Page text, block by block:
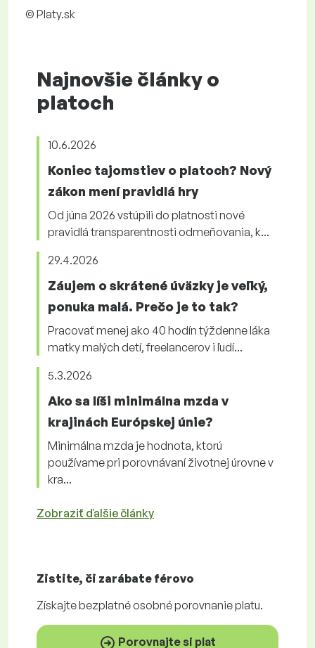
© Platy.sk
Najnovšie články o
platoch
10.6.2026
Koniec tajomstiev o platoch? Nový
zákon mení pravidlá hry
Od júna 2026 vstúpili do platnosti nové
pravidlá transparentnosti odmeňovania, k...
29.4.2026
Záujem o skrátené úväzky je veľký,
ponuka malá. Prečo je to tak?
Pracovať menej ako 40 hodín týždenne láka
matky malých detí, freelancerov i ľudí...
5.3.2026
Ako sa líši minimálna mzda v
krajinách Európskej únie?
Minimálna mzda je hodnota, ktorú
používame pri porovnávaní životnej úrovne v
kra...
Zobraziť ďalšie články
Zistite, či zarábate férovo
Získajtebezplatnéosobné porovnanie platu.
Porovnajte si plat